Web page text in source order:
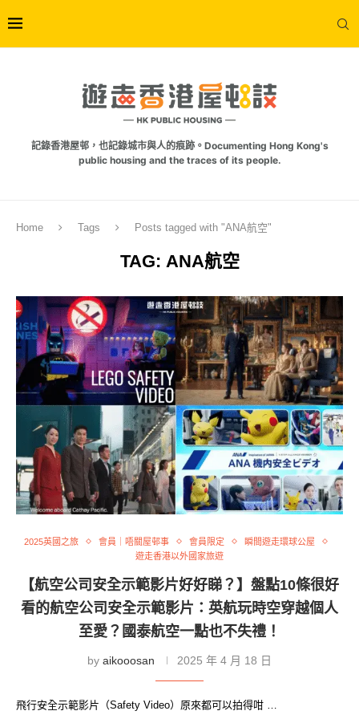
記錄香港屋邨，也記錄城市與人的痕跡。Documenting Hong Kong's
public housing and the traces of its people.
Home Tags Posts tagged with "ANA航空"
TAG: ANA航空
2025英國之旅 會員｜唔關屋邨事 會員限定
瞬間遊走環球公屋
遊走香港以外國家旅遊
【航空公司安全示範影片好好睇？】盤點10條很好
看的航空公司安全示範影片：英航玩時空穿越個人
至愛？國泰航空一點也不失禮！
by aikooosan 2025 年 4 月 18 日
飛行安全示範影片（Safety Video）原來都可以拍得咁 …